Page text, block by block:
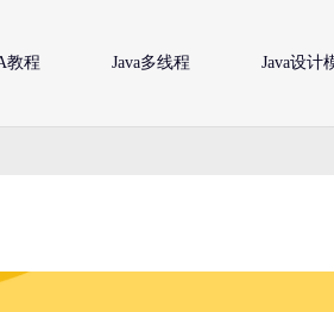
教程 Java多线程 Java设计